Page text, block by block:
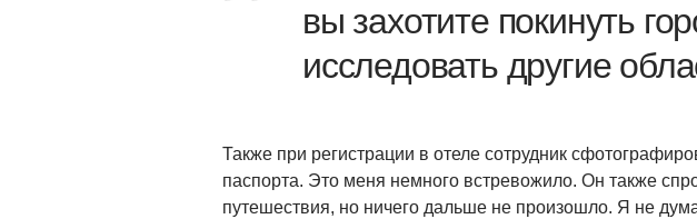
вы захотите покинуть
исследовать другие
Также при регистрации в отеле сотрудник
паспорта. Это меня немного встревожило. Он также
путешествия, но ничего дальше не произошло. Я не